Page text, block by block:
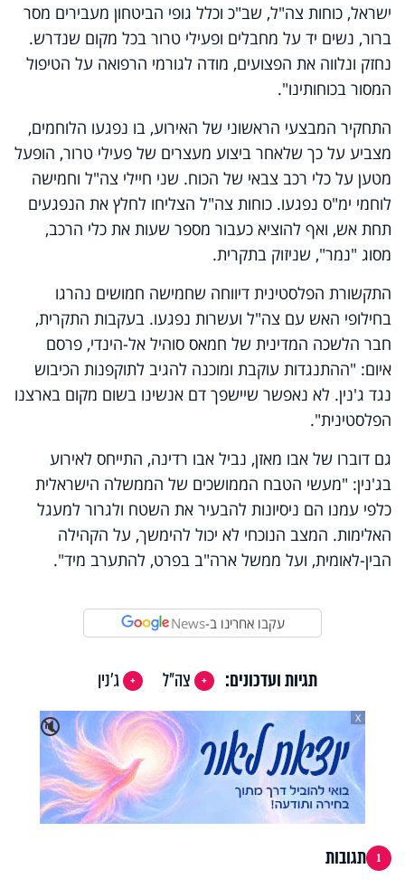
ישראל, כוחות צה"ל, שב"כ וכלל גופי הביטחון מעבירים מסר
ברור, נשים יד על מחבלים ופעילי טרור בכל מקום שנדרש.
נחזק ונלווה את הפצועים, מודה לגורמי הרפואה על הטיפול
המסור בכוחותינו".
התחקיר המבצעי הראשוני של האירוע, בו נפגעו הלוחמים,
מצביע על כך שלאחר ביצוע מעצרים של פעילי טרור, הופעל
מטען על כלי רכב צבאי של הכוח. שני חיילי צה"ל וחמישה
לוחמי ימ"ס נפגעו. כוחות צה"ל הצליחו לחלץ את הנפגעים
תחת אש, ואף להוציא כעבור מספר שעות את כלי הרכב,
מסוג "נמר", שניזוק בתקרית.
התקשורת הפלסטינית דיווחה שחמישה חמושים נהרגו
בחילופי האש עם צה"ל ועשרות נפגעו. בעקבות התקרית,
חבר הלשכה המדינית של חמאס סוהיל אל-הינדי, פרסם
איום: "ההתנגדות עוקבת ומוכנה להגיב לתוקפנות הכיבוש
נגד ג'נין. לא נאפשר שיישפך דם אנשינו בשום מקום בארצנו
הפלסטינית".
גם דוברו של אבו מאזן, נביל אבו רדינה, התייחס לאירוע
בג'נין: "מעשי הטבח הממושכים של הממשלה הישראלית
כלפי עמנו הם ניסיונות להבעיר את השטח ולגרור למעגל
האלימות. המצב הנוכחי לא יכול להימשך, על הקהילה
הבין-לאומית, ועל ממשל ארה"ב בפרט, להתערב מיד".
עקבו אחרינו ב-News
תגיות ועדכונים: צה"ל
ג'נין
🔇
X
1 תגובות